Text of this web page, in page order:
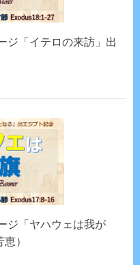
ジ「イテロの来訪」出
ジ「ヤハウェは我が
）